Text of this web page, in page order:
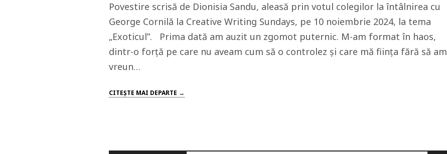
Povestire scrisă de Dionisia Sandu, aleasă prin votul colegilor la întâlnirea cu
George Cornilă la Creative Writing Sundays, pe 10 noiembrie 2024, la tema
„Exoticul”. Prima dată am auzit un zgomot puternic. M-am format în haos,
dintr-o forță pe care nu aveam cum să o controlez și care mă ființa fără să am
vreun…
CITEŞTE MAI DEPARTE →